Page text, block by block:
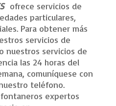
ofrece servicios de
particulares,
Para obtener más
servicios de
nuestros servicios de
las 24 horas del
comuníquese con
teléfono.
expertos